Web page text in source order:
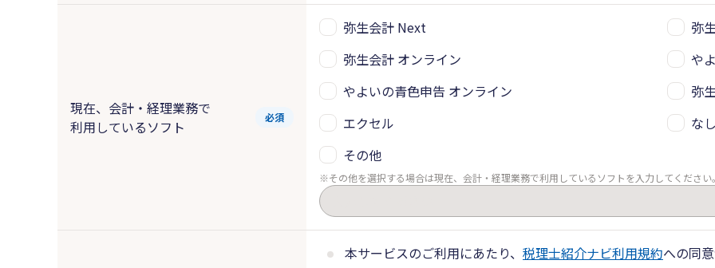
現在、会計・経理業務で
利用しているソフト
必須
弥生会計 Next
弥
弥生会計 オンライン
や
やよいの青色申告 オンライン
弥
エクセル
な
その他
その他を選択する場合は現在、会計・経理業務で利用しているソフトを入力してください。
本サービスのご利用にあたり、 税理士紹介ナビ利用規約への同